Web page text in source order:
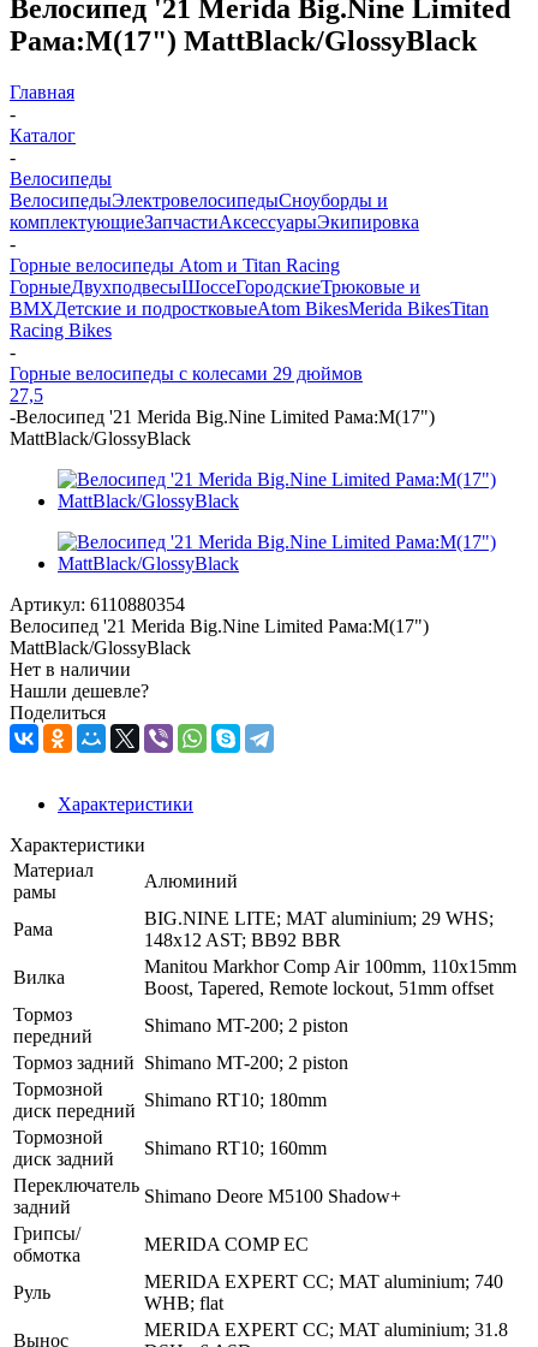
Велосипед '21 Merida Big.Nine Limited
Рама:M(17") MattBlack/GlossyBlack
Главная
-
Каталог
-
Велосипеды
ВелосипедыЭлектровелосипедыCноуборды и
комплектующиеЗапчастиАксессуарыЭкипировка
-
Горные велосипеды Atom и Titan Racing
ГорныеДвухподвесыШоссеГородскиеТрюковые и
BMXДетские и подростковыеAtom BikesMerida BikesTitan
Racing Bikes
-
Горные велосипеды с колесами 29 дюймов
27,5
-Велосипед '21 Merida Big.Nine Limited Рама:M(17")
MattBlack/GlossyBlack
Артикул: 6110880354
Велосипед '21 Merida Big.Nine Limited Рама:M(17")
MattBlack/GlossyBlack
Нет в наличии
Нашли дешевле?
Поделиться
Характеристики
Характеристики
Материал
рамы
Алюминий
Рама
BIG.NINE LITE; MAT aluminium; 29 WHS;
148x12 AST; BB92 BBR
Вилка
Manitou Markhor Comp Air 100mm, 110x15mm
Boost, Tapered, Remote lockout, 51mm offset
Тормоз
передний
Shimano MT-200; 2 piston
Тормоз задний Shimano MT-200; 2 piston
Тормозной
диск передний
Shimano RT10; 180mm
Тормозной
диск задний
Shimano RT10; 160mm
Переключатель
задний
Shimano Deore M5100 Shadow+
Грипсы/
обмотка
MERIDA COMP EC
Руль
MERIDA EXPERT CC; MAT aluminium; 740
WHB; flat
Вынос
MERIDA EXPERT CC; MAT aluminium; 31.8